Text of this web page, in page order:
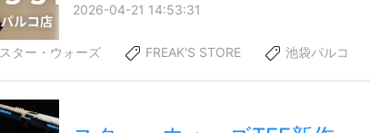
2026-04-21 14:53:31
スター・ウォーズ FREAK'S STORE 池袋パルコ